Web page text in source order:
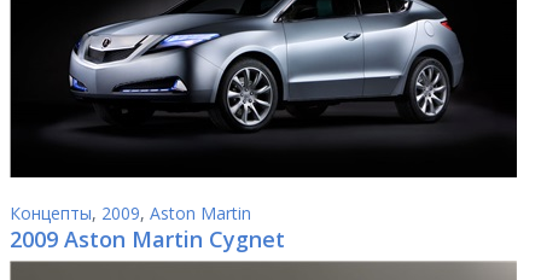
Концепты, 2009, Aston Martin
2009 Aston Martin Cygnet